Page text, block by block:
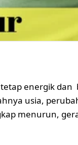
energik
usia,
menurun,